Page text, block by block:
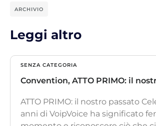
ARCHIVIO
Leggi altro
SENZA CATEGORIA
Convention, ATTO PRIMO: il
ATTO PRIMO: il nostro passato
anni di VoipVoice ha significato